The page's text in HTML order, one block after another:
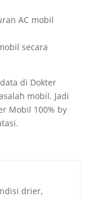
AC mobil
secara
di Dokter
mobil. Jadi
Mobil 100% by
drier,